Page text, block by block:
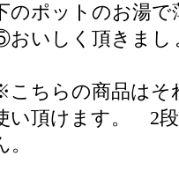
のポットのお湯で
いしく頂きまし
こちらの商品はそ
い頂けます。 2
。